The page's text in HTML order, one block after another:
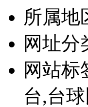
所属地
网址分
网站标
台,台